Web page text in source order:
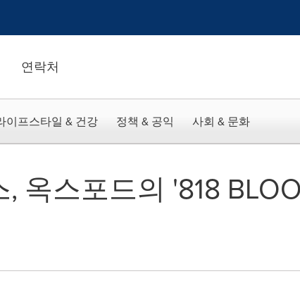
연락처
이프스타일 & 건강 정책 & 공익 사회 & 문화
옥스포드의 '818